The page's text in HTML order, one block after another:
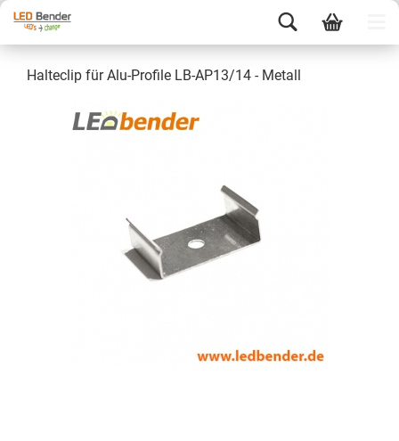
Halteclip für Alu-Profile LB-AP13/14 - Metall